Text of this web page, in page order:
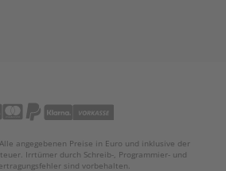
angegebenen Preise in Euro und inklusive der
Irrtümer durch Schreib-, Programmier- und
sind vorbehalten.